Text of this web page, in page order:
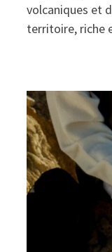
volcaniques et
territoire, riche